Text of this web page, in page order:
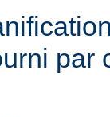
par